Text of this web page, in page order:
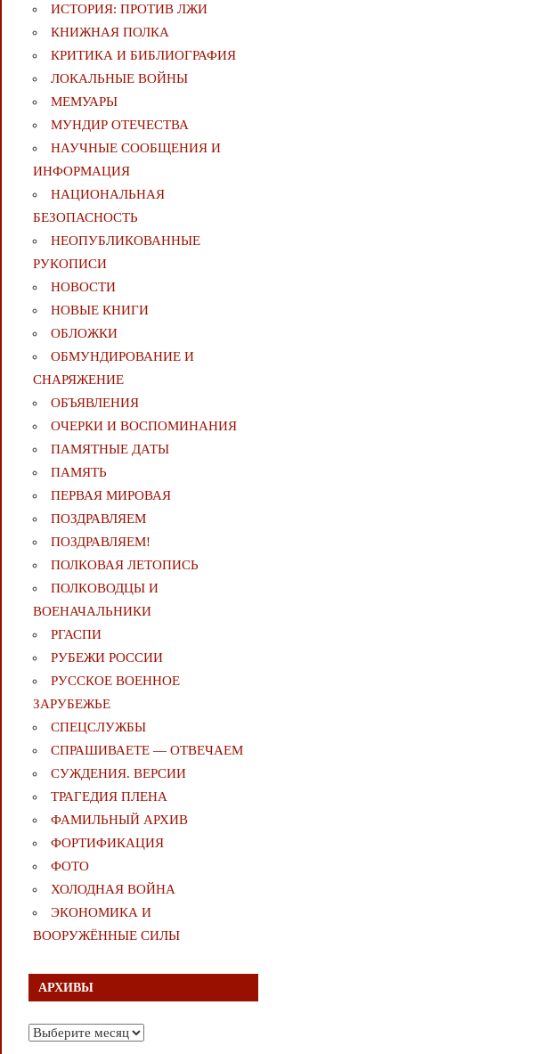
ИСТОРИЯ: ПРОТИВ ЛЖИ
КНИЖНАЯ ПОЛКА
КРИТИКА И БИБЛИОГРАФИЯ
ЛОКАЛЬНЫЕ ВОЙНЫ
МЕМУАРЫ
МУНДИР ОТЕЧЕСТВА
НАУЧНЫЕ СООБЩЕНИЯ И
ИНФОРМАЦИЯ
НАЦИОНАЛЬНАЯ
БЕЗОПАСНОСТЬ
НЕОПУБЛИКОВАННЫЕ
РУКОПИСИ
НОВОСТИ
НОВЫЕ КНИГИ
ОБЛОЖКИ
ОБМУНДИРОВАНИЕ И
СНАРЯЖЕНИЕ
ОБЪЯВЛЕНИЯ
ОЧЕРКИ И ВОСПОМИНАНИЯ
ПАМЯТНЫЕ ДАТЫ
ПАМЯТЬ
ПЕРВАЯ МИРОВАЯ
ПОЗДРАВЛЯЕМ
ПОЗДРАВЛЯЕМ!
ПОЛКОВАЯ ЛЕТОПИСЬ
ПОЛКОВОДЦЫ И
ВОЕНАЧАЛЬНИКИ
РГАСПИ
РУБЕЖИ РОССИИ
РУССКОЕ ВОЕННОЕ
ЗАРУБЕЖЬЕ
СПЕЦСЛУЖБЫ
СПРАШИВАЕТЕ — ОТВЕЧАЕМ
СУЖДЕНИЯ. ВЕРСИИ
ТРАГЕДИЯ ПЛЕНА
ФАМИЛЬНЫЙ АРХИВ
ФОРТИФИКАЦИЯ
ФОТО
ХОЛОДНАЯ ВОЙНА
ЭКОНОМИКА И
ВООРУЖЁННЫЕ СИЛЫ
АРХИВЫ
Архивы